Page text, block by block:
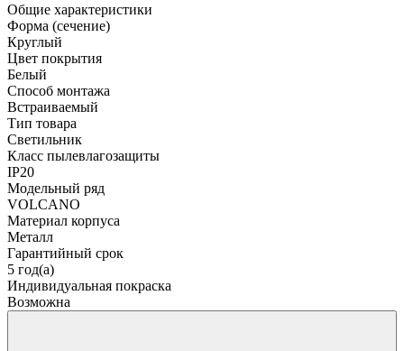
Общие характеристики
Форма (сечение)
Круглый
Цвет покрытия
Белый
Способ монтажа
Встраиваемый
Тип товара
Светильник
Класс пылевлагозащиты
IP20
Модельный ряд
VOLCANO
Материал корпуса
Металл
Гарантийный срок
5 год(а)
Индивидуальная покраска
Возможна